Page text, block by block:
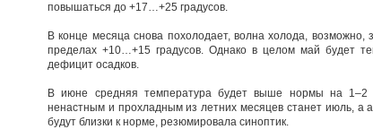
повышаться до +17…+25 градусов.
В конце месяца снова похолодает, волна холода,
пределах +10…+15 градусов. Однако в целом май будет
дефицит осадков.
В июне средняя температура будет выше нормы на 1–2
ненастным и прохладным из летних месяцев станет июль, а
будут близки к норме, резюмировала синоптик.